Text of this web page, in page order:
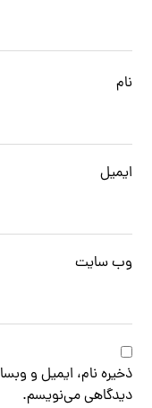
نام
ایمیل
وب‌ سایت
ذخیره نام، ایمیل و
دیدگاهی می‌نویسم.